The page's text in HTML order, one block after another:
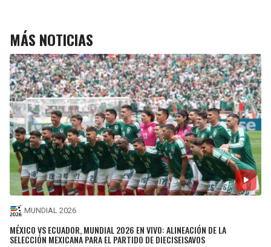
MÁS NOTICIAS
MUNDIAL 2026
MÉXICO VS ECUADOR, MUNDIAL 2026 EN VIVO: ALINEACIÓN DE LA
SELECCIÓN MEXICANA PARA EL PARTIDO DE DIECISEISAVOS